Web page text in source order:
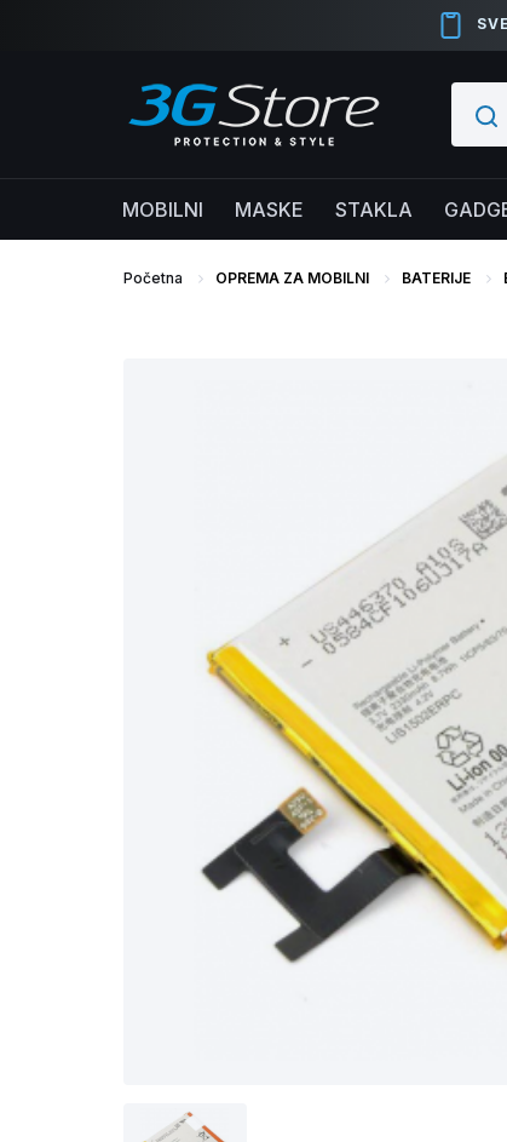
MOBILNI MASKE STAKLA
Početna OPREMA ZA MOBILNI BATERIJE